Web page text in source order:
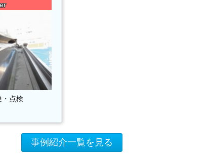
・点検
事例紹介一覧を見る